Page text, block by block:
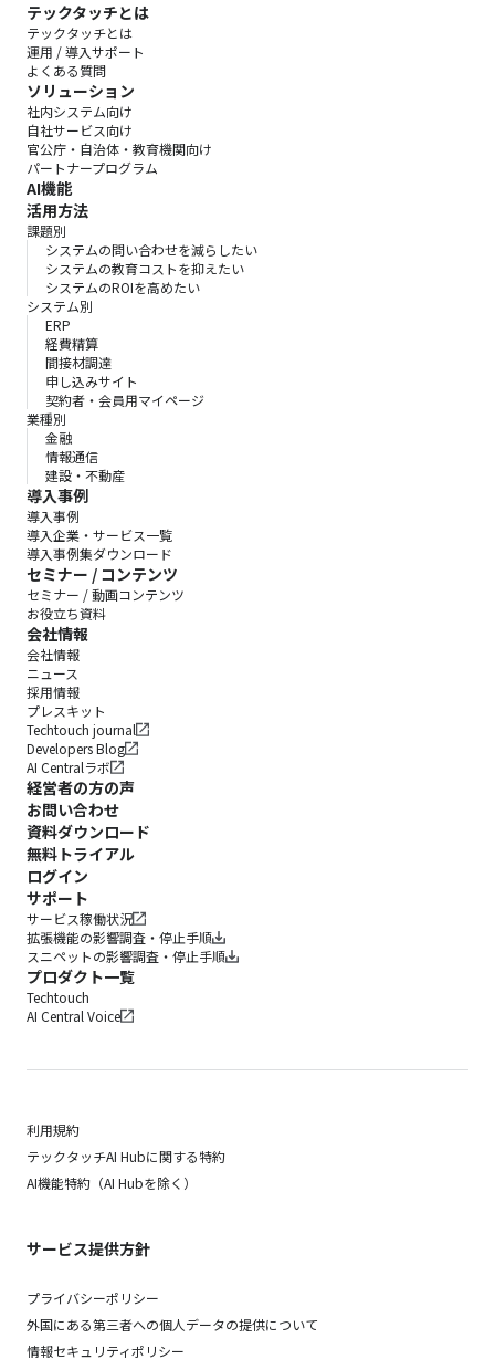
テックタッチとは
テックタッチとは
運用 / 導入サポート
よくある質問
ソリューション
社内システム向け
自社サービス向け
官公庁・自治体・教育機関向け
パートナープログラム
AI機能
活用方法
課題別
システムの問い合わせを減らしたい
システムの教育コストを抑えたい
システムのROIを高めたい
システム別
ERP
経費精算
間接材調達
申し込みサイト
契約者・会員用マイページ
業種別
金融
情報通信
建設・不動産
導入事例
導入事例
導入企業・サービス一覧
導入事例集ダウンロード
セミナー / コンテンツ
セミナー / 動画コンテンツ
お役立ち資料
会社情報
会社情報
ニュース
採用情報
プレスキット
Techtouch journal
Developers Blog
AI Centralラボ
経営者の方の声
お問い合わせ
資料ダウンロード
無料トライアル
ログイン
サポート
サービス稼働状況
拡張機能の影響調査・停止手順
スニペットの影響調査・停止手順
プロダクト一覧
Techtouch
AI Central Voice
利用規約
テックタッチAI Hubに関する特約
AI機能特約（AI Hubを除く）
サービス提供方針
プライバシーポリシー
外国にある第三者への個人データの提供について
情報セキュリティポリシー